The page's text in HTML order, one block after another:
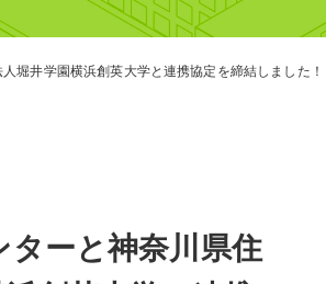
堀井学園横浜創英大学と連携協定を締結しました！
ーと神奈川県住